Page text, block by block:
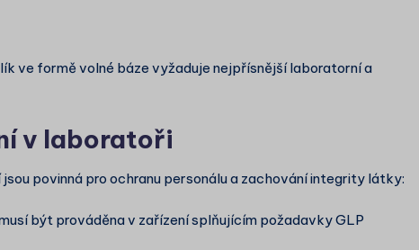
ve formě volné báze vyžaduje nejpřísnější laboratorní a
v laboratoři
povinná pro ochranu personálu a zachování integrity látky:
být prováděna v zařízení splňujícím požadavky GLP